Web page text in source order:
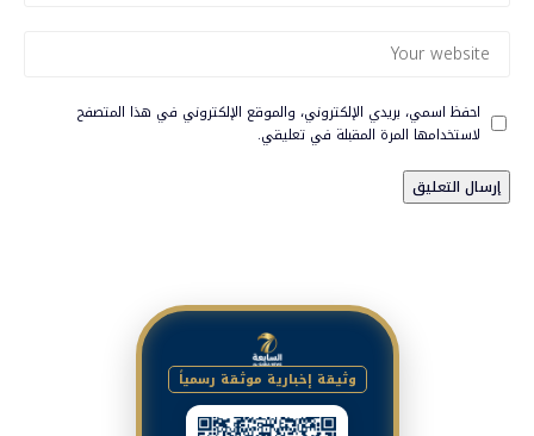
احفظ اسمي، بريدي الإلكتروني، والموقع الإلكتروني في هذا المتصفح
لاستخدامها المرة المقبلة في تعليقي.
وثيقة إخبارية موثقة رسمياً